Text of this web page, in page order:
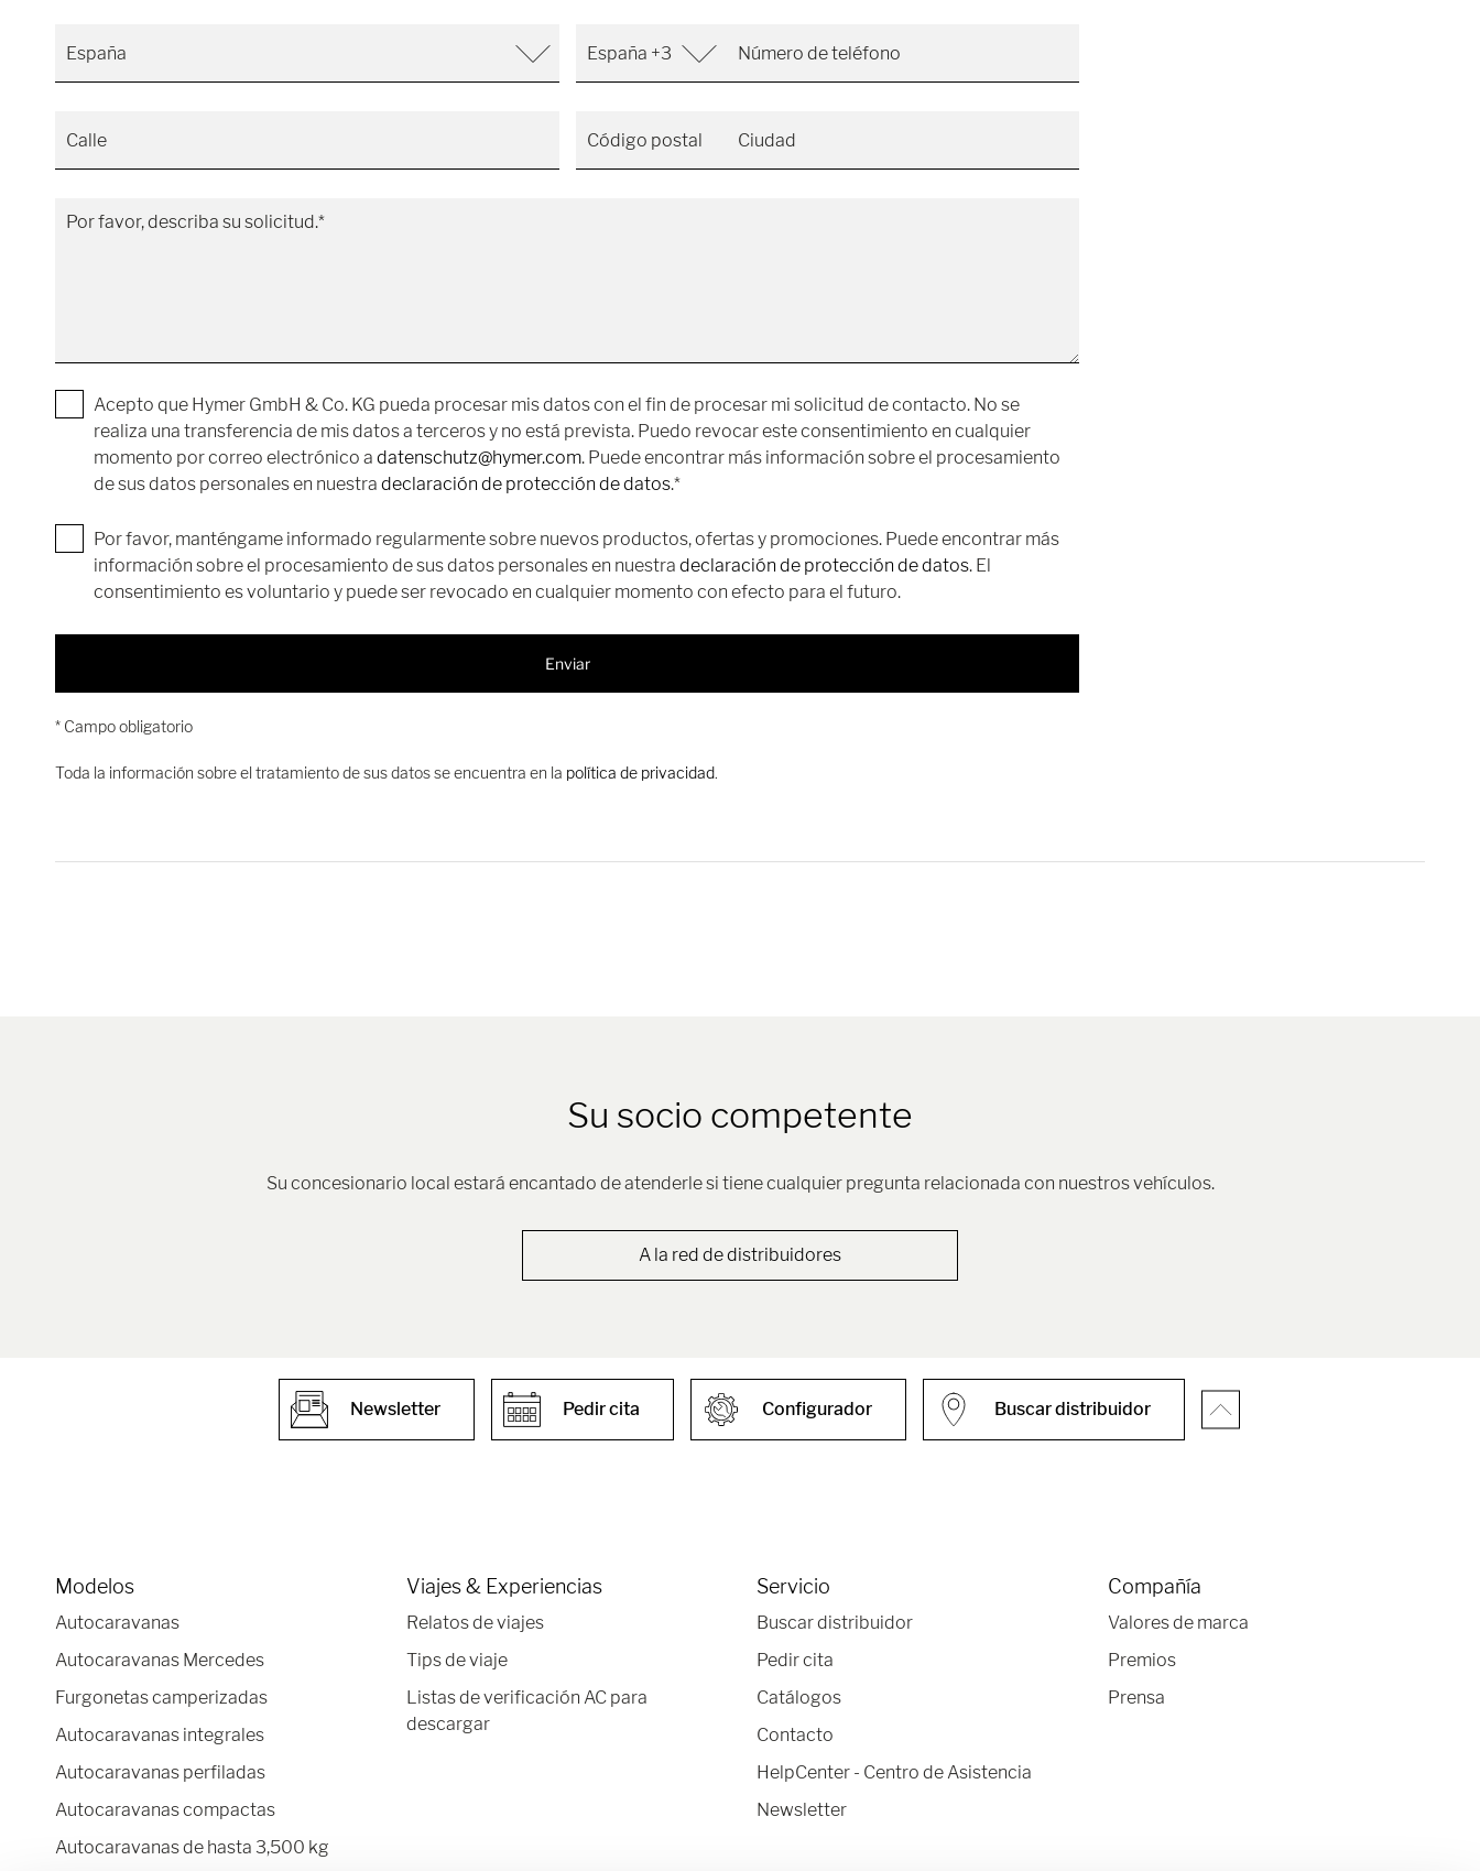
Acepto que Hymer GmbH & Co. KG pueda procesar mis datos con el fin de procesar mi solicitud de contacto. No se
realiza una transferencia de mis datos a terceros y no está prevista. Puedo revocar este consentimiento en cualquier
momento por correo electrónico a datenschutz@hymer.com. Puede encontrar más información sobre el procesamiento
de sus datos personales en nuestra declaración de protección de datos.
Por favor, manténgame informado regularmente sobre nuevos productos, ofertas y promociones. Puede encontrar más
información sobre el procesamiento de sus datos personales en nuestra declaración de protección de datos. El
consentimiento es voluntario y puede ser revocado en cualquier momento con efecto para el futuro.
Enviar
* Campo obligatorio
Toda la información sobre el tratamiento de sus datos se encuentra en la política de privacidad.
Su socio competente
Su concesionario local estará encantado de atenderle si tiene cualquier pregunta relacionada con nuestros vehículos.
A la red de distribuidores
Buscar distribuidor
Configurador
Pedir cita
Newsletter
Modelos
Autocaravanas
Autocaravanas Mercedes
Furgonetas camperizadas
Autocaravanas integrales
Autocaravanas perfiladas
Autocaravanas compactas
Autocaravanas de hasta 3,500 kg
Viajes & Experiencias
Relatos de viajes
Tips de viaje
Listas de verificación AC para
descargar
Servicio
Buscar distribuidor
Pedir cita
Catálogos
Contacto
HelpCenter - Centro de Asistencia
Newsletter
Compañía
Valores de marca
Premios
Prensa